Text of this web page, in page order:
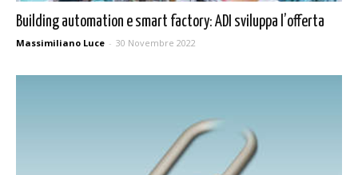
Building automation e smart factory: ADI sviluppa l’offerta
Massimiliano Luce - 30 Novembre 2022